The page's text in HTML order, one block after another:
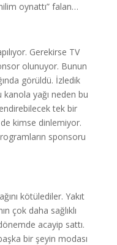
oynattı” falan…
Gerekirse TV
olunuyor. Bunun
görüldü. İzledik
kanola yağı neden bu
tek bir
kimse dinlemiyor.
sponsoru
kötülediler. Yakıt
çok daha sağlıklı
acayip sattı.
bir şeyin modası